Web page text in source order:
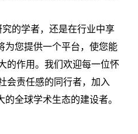
的学者，还是在行业中享
为您提供一个平台，使您能
的作用。我们欢迎每一位怀
会责任感的同行者，加入
全球学术生态的建设者。